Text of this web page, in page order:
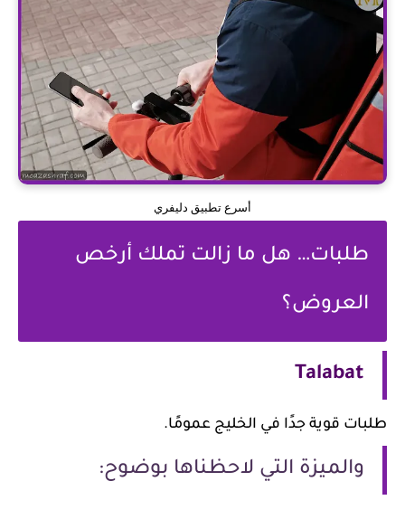
أسرع تطبيق دليفري
طلبات… هل ما زالت تملك أرخص
العروض؟
Talabat
قوية جدًا في الخليج عمومًا.
والميزة التي لاحظناها بوضوح: